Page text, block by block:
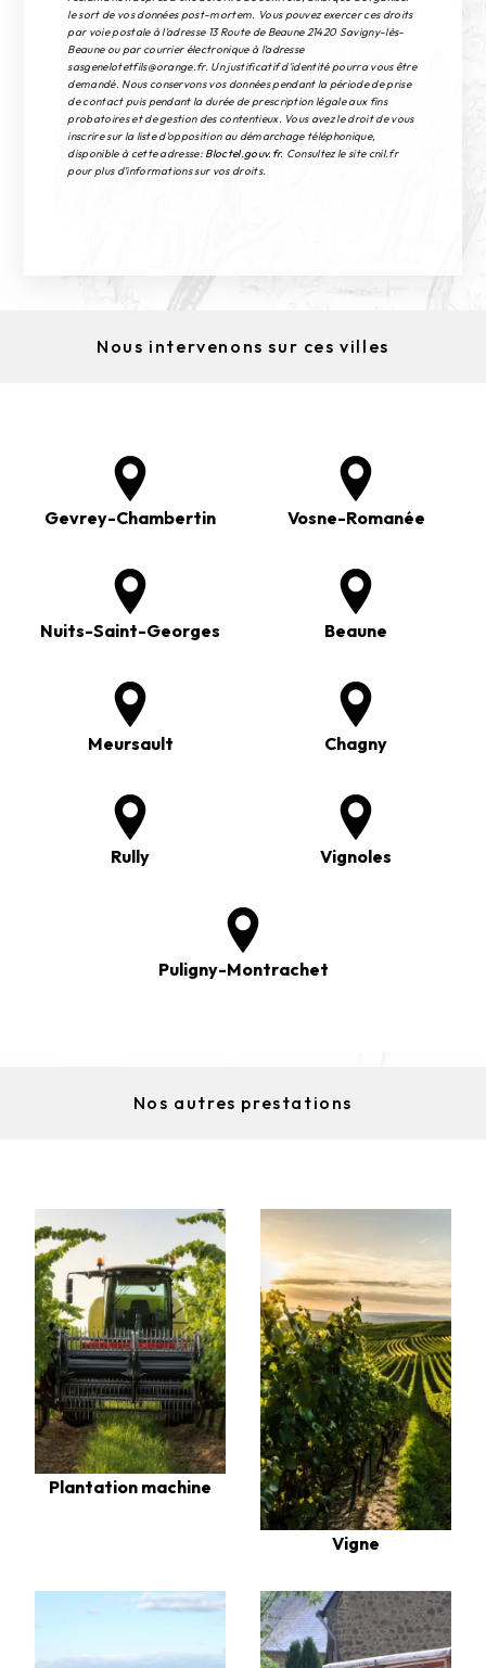
le sort de vos données post-mortem. Vous pouvez exercer ces droits
par voie postale à l'adresse 13 Route de Beaune 21420 Savigny-lès-
Beaune ou par courrier électronique à l'adresse
sasgenelotetfils@orange.fr. Un justificatif d'identité pourra vous être
demandé. Nous conservons vos données pendant la période de prise
de contact puis pendant la durée de prescription légale aux fins
probatoires et de gestion des contentieux. Vous avez le droit de vous
inscrire sur la liste d'opposition au démarchage téléphonique,
disponible à cette adresse: Bloctel.gouv.fr. Consultez le site cnil.fr
pour plus d’informations sur vos droits.
Nous intervenons sur ces villes
Gevrey-Chambertin Vosne-Romanée
Nuits-Saint-Georges Beaune
Meursault Chagny
Rully Vignoles
Puligny-Montrachet
Nos autres prestations
Plantation machine
Vigne